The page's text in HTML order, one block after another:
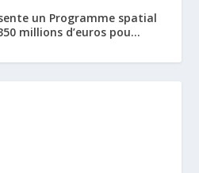
un Programme spatial
millions d’euros pou...